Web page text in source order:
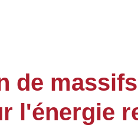
de
l'énergie